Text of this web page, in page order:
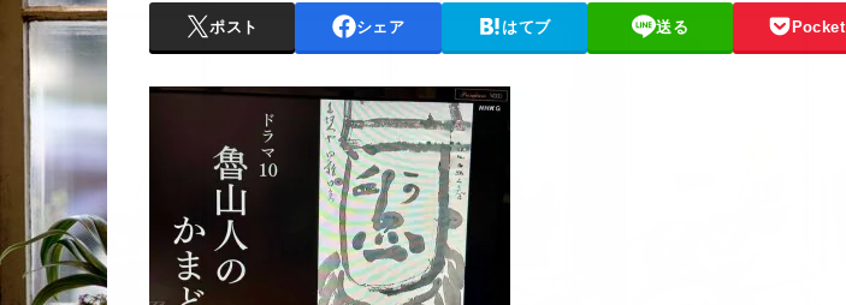
ポスト シェア はてブ 送る Pocket